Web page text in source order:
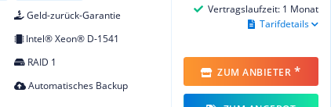
Geld-zurück-Garantie
Intel® Xeon® D-1541
RAID 1
Automatisches Backup
Vertragslaufzeit: 1 Monat
Tarifdetails
ZUM ANBIETER *